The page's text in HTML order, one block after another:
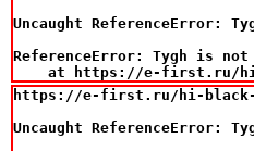
Uncaught ReferenceError:
ReferenceError: Tygh is not
at https://e-first.ru/
https://e-first.ru/hi-black-
Uncaught ReferenceError: